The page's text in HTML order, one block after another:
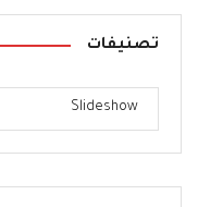
تصنيفات